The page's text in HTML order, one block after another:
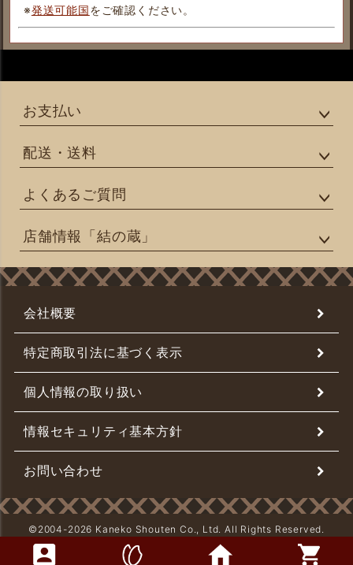
※発送可能国をご確認ください。
お支払い
配送・送料
よくあるご質問
店舗情報「結の蔵」
会社概要
特定商取引法に基づく表示
個人情報の取り扱い
情報セキュリティ基本方針
お問い合わせ
©2004-2026 Kaneko Shouten Co., Ltd. All Rights Reserved.